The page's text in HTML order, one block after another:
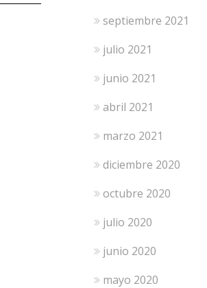
septiembre 2021
julio 2021
junio 2021
abril 2021
marzo 2021
diciembre 2020
octubre 2020
julio 2020
junio 2020
mayo 2020